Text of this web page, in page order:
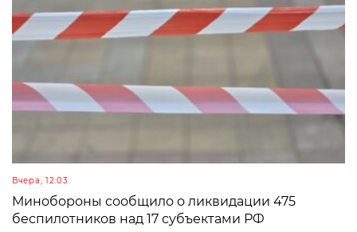
Вчера, 12:03
Минобороны сообщило о ликвидации 475
беспилотников над 17 субъектами РФ